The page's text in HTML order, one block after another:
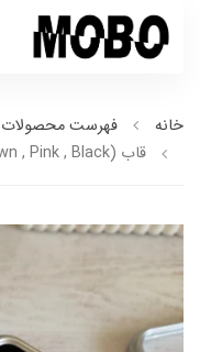
خانه
فهرست محصولات
قاب Leopard Luxe (Brown , Pink , Black) (کدC2051)